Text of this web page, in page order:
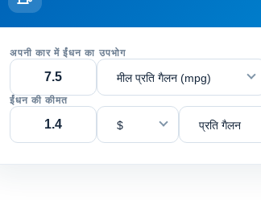
अपनी कार में ईंधन का उपभोग
मील प्रति गैलन (mpg)
ईंधन की कीमत
$ प्रति गैलन